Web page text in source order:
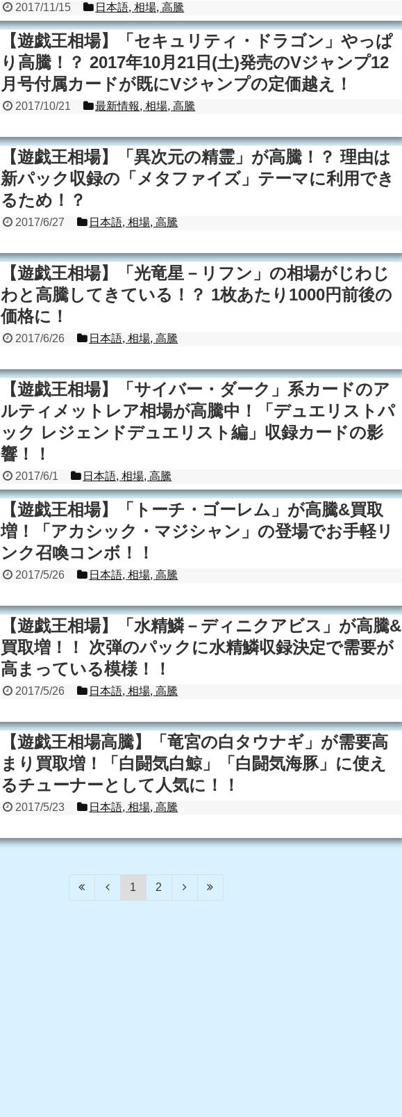
2017/11/15 日本語,相場,高騰
【遊戯王相場】「セキュリティ・ドラゴン」やっぱ
り高騰！？ 2017年10月21日(土)発売のVジャンプ12
月号付属カードが既にVジャンプの定価越え！
2017/10/21 最新情報,相場,高騰
【遊戯王相場】「異次元の精霊」が高騰！？ 理由は
新パック収録の「メタファイズ」テーマに利用でき
るため！？
2017/6/27 日本語,相場,高騰
【遊戯王相場】「光竜星－リフン」の相場がじわじ
わと高騰してきている！？ 1枚あたり1000円前後の
価格に！
2017/6/26 日本語,相場,高騰
【遊戯王相場】「サイバー・ダーク」系カードのア
ルティメットレア相場が高騰中！「デュエリストパ
ック レジェンドデュエリスト編」収録カードの影
響！！
2017/6/1 日本語,相場,高騰
【遊戯王相場】「トーチ・ゴーレム」が高騰&買取
増！「アカシック・マジシャン」の登場でお手軽リ
ンク召喚コンボ！！
2017/5/26 日本語,相場,高騰
【遊戯王相場】「水精鱗－ディニクアビス」が高騰&
買取増！！ 次弾のパックに水精鱗収録決定で需要が
高まっている模様！！
2017/5/26 日本語,相場,高騰
【遊戯王相場高騰】「竜宮の白タウナギ」が需要高
まり買取増！「白闘気白鯨」「白闘気海豚」に使え
るチューナーとして人気に！！
2017/5/23 日本語,相場,高騰
1 2